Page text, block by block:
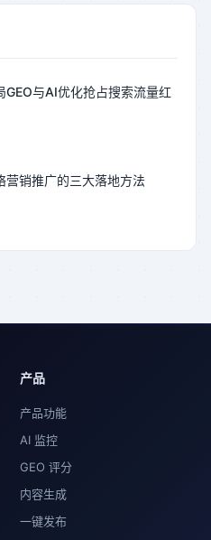
GEO与AI优化抢占搜索流量红
营销推广的三大落地方法
产品
产品功能
AI 监控
GEO 评分
内容生成
一键发布